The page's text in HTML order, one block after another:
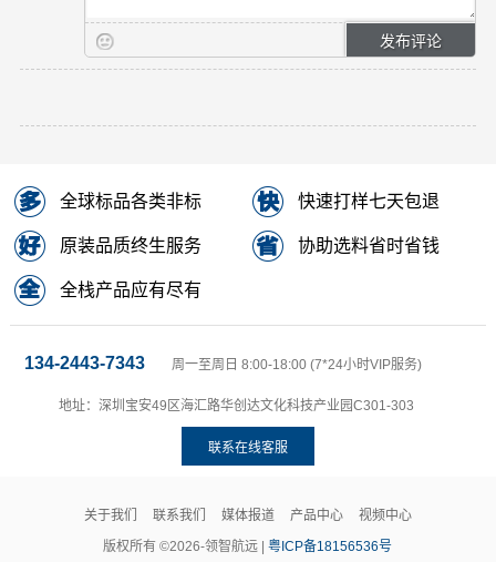
全球标品各类非标 快速打样七天包退
原装品质终生服务 协助选料省时省钱
全栈产品应有尽有
134-2443-7343 周一至周日 8:00-18:00 (7*24小时VIP服务)
地址：深圳宝安49区海汇路华创达文化科技产业园C301-303
联系在线客服
关于我们 联系我们 媒体报道 产品中心
视频中心
版权所有 ©2026-领智航远 |粤ICP备18156536号